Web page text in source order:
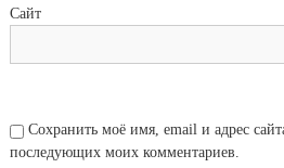
Сайт
Сохранить моё имя, email и адрес
последующих моих комментариев.